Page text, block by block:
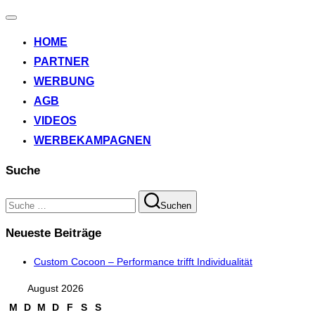
Navigation
HOME
PARTNER
WERBUNG
AGB
VIDEOS
WERBEKAMPAGNEN
Suche
Suchen
nach:
Suchen
Neueste Beiträge
Custom Cocoon – Performance trifft Individualität
August 2026
M
D M D F S S